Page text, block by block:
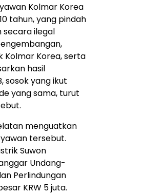
Kolmar Korea
tahun, yang pindah
secara ilegal
Kolmar Korea, serta
hasil
sosok yang ikut
yang sama, turut
menguatkan
tersebut.
Suwon
Undang-
Perlindungan
KRW 5 juta.